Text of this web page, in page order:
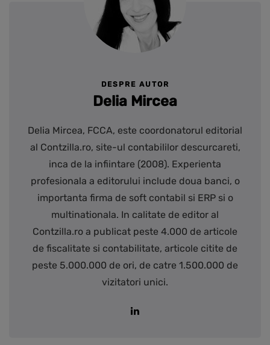
DESPRE AUTOR
Delia Mircea
Delia Mircea, FCCA, este coordonatorul editorial
al Contzilla.ro, site-ul contabililor descurcareti,
inca de la infiintare (2008). Experienta
profesionala a editorului include doua banci, o
importanta firma de soft contabil si ERP si o
multinationala. In calitate de editor al
Contzilla.ro a publicat peste 4.000 de articole
de fiscalitate si contabilitate, articole citite de
peste 5.000.000 de ori, de catre 1.500.000 de
vizitatori unici.